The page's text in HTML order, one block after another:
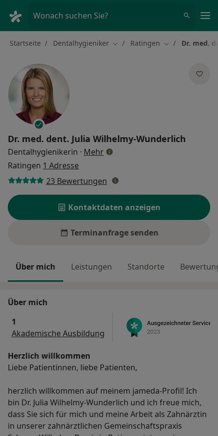
Wonach suchen Sie?
Startseite Dentalhygieniker Stadt ändern
Ratingen Stadt ändern
Dr. med.
Dr. med. dent. Julia Wilhelmy-Wunderlich
Dentalhygienikerin · Mehrüber Spezialisierungen
Ratingen 1 Adresse
23 Bewertungen
Kontaktdaten anzeigen
Terminanfrage senden
Über mich Leistungen Standorte
Über mich
1
Akademische Ausbildung
Herzlich willkommen
Liebe Patientinnen, liebe Patienten,
herzlich willkommen auf meinem jameda-Profil! Ich
bin Dr. Julia Wilhelmy-Wunderlich und ich freue mich,
dass Sie sich für mich und meine Arbeit als Zahnärztin
in unserer zahnärztlichen Gemeinschaftspraxis